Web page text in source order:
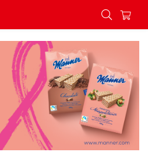
boja -Manner - Vijesti - Konzum